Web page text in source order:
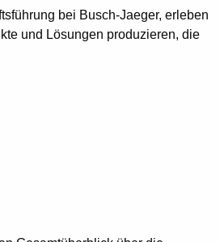
bei Busch-Jaeger, erleben
und Lösungen produzieren, die